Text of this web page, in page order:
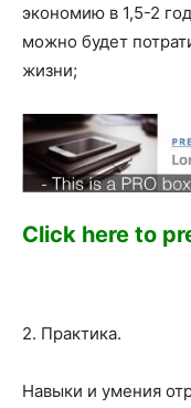
экономию в 1,5-2
можно будет
жизни;
Click here to
2. Практика.
Навыки и умения